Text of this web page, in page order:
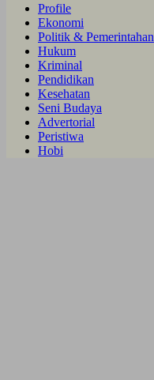
Profile
Ekonomi
Politik & Pemerintahan
Hukum
Kriminal
Pendidikan
Kesehatan
Seni Budaya
Advertorial
Peristiwa
Hobi